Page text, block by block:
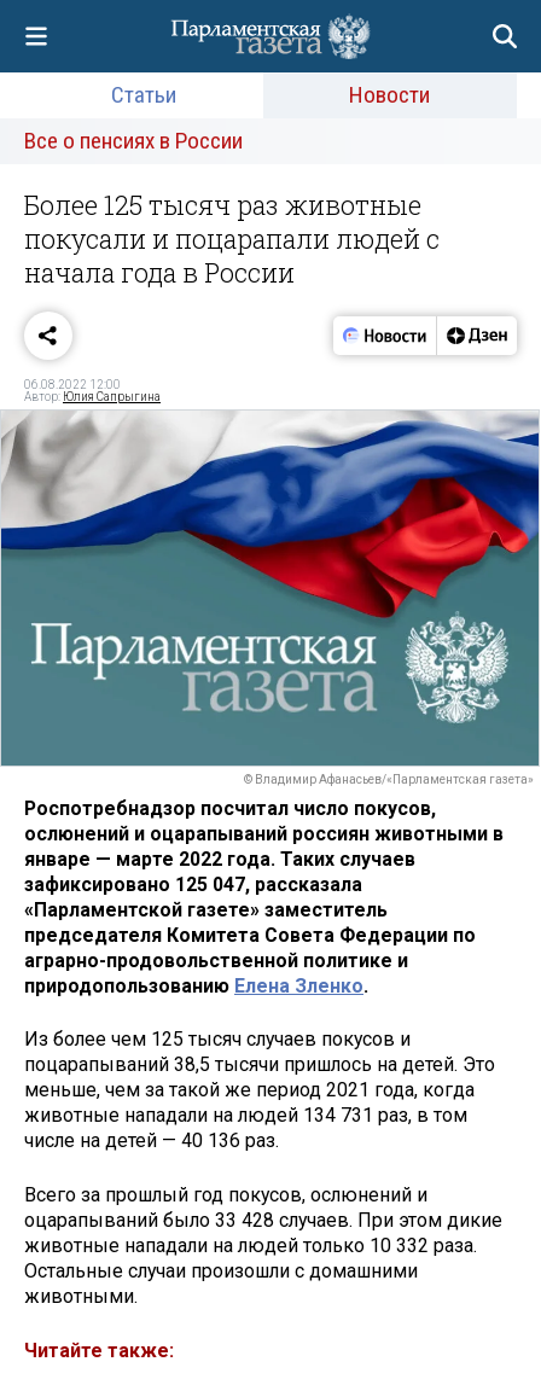
Статьи
Новости
Все о пенсиях в России
Более 125 тысяч раз животные
покусали и поцарапали людей с
начала года в России
06.08.2022 12:00
Автор: Юлия Сапрыгина
© Владимир Афанасьев/«Парламентская газета»
Роспотребнадзор посчитал число покусов,
ослюнений и оцарапываний россиян животными в
январе — марте 2022 года. Таких случаев
зафиксировано 125 047, рассказала
«Парламентской газете» заместитель
председателя Комитета Совета Федерации по
аграрно-продовольственной политике и
природопользованию Елена Зленко.
Из более чем 125 тысяч случаев покусов и
поцарапываний 38,5 тысячи пришлось на детей. Это
меньше, чем за такой же период 2021 года, когда
животные нападали на людей 134 731 раз, в том
числе на детей — 40 136 раз.
Всего за прошлый год покусов, ослюнений и
оцарапываний было 33 428 случаев. При этом дикие
животные нападали на людей только 10 332 раза.
Остальные случаи произошли с домашними
животными.
Читайте также: